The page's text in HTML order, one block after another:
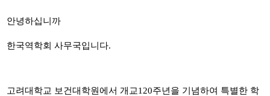
안녕하십니까
한국역학회 사무국입니다.
고려대학교 보건대학원에서 개교120주년을 기념하여 특별한 학